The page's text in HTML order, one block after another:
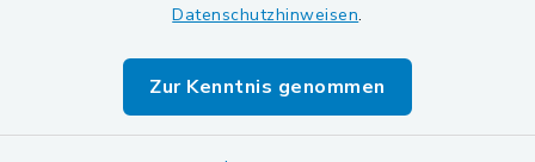
Datenschutzhinweisen.
Zur Kenntnis genommen